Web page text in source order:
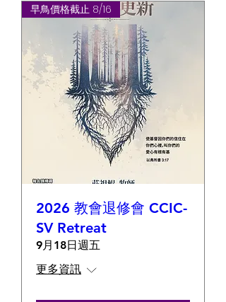
早鳥價格截止 8/16
2026 教會退修會 CCIC-
SV Retreat
9月18日週五
更多資訊